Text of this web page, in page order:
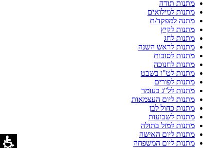
מתנות תודה
מתנות למילואים
מתנה למפקד/ת
מתנות לקיץ
מתנות לחג
מתנות לראש השנה
מתנות לסוכות
מתנות לחנוכה
מתנות לט"ו בשבט
מתנות לפורים
מתנות לל"ג בעומר
מתנות ליום העצמאות
מתנות כחול לבן
מתנות לשבועות
מתנות למזל בתולה
מתנות ליום האישה
מתנות ליום המשפחה